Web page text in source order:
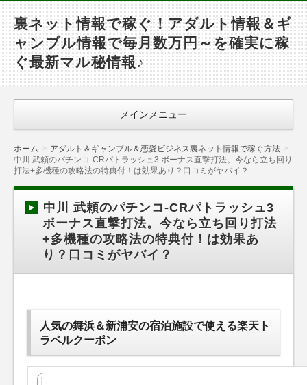
裏ネット情報で稼ぐ！アダルト情報＆ギ
ャンブル情報で毎月数万円～を確実に稼
ぐ最新マル秘情報♪
メインメニュー
ホーム
アダルト＆ギャンブル＆恋愛ビジネス裏ネット情報で稼ぐ方法
中川 武頼のパチンコ-CRパトラッシュ3 ボーナス直撃打法。今なら立ち回り
打法+多機種の攻略法の特典付！は効果あり？口コミがヤバイ？
中川 武頼のパチンコ-CRパトラッシュ3
ボーナス直撃打法。今なら立ち回り打法
+多機種の攻略法の特典付！は効果あ
り？口コミがヤバイ？
人気の舞浜＆新浦安の宿泊施設で使える楽天ト
ラベルクーポン